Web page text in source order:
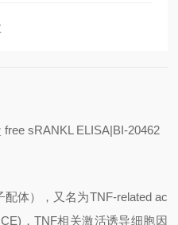
free sRANKL ELISA|BI-20462
配体），又名为TNF-related ac
，TNF相关激活诱导细胞因